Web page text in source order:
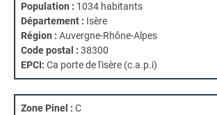
Population : 1034 habitants
Département : Isère
Région : Auvergne-Rhône-Alpes
Code postal : 38300
EPCI: Ca porte de l'isère (c.a.p.i)
Zone Pinel : C